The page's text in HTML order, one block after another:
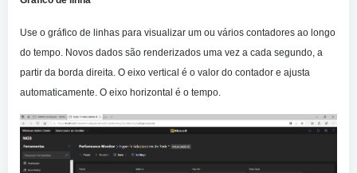
Use o gráfico de linhas para visualizar um ou vários contadores ao longo
do tempo. Novos dados são renderizados uma vez a cada segundo, a
partir da borda direita. O eixo vertical é o valor do contador e ajusta
automaticamente. O eixo horizontal é o tempo.